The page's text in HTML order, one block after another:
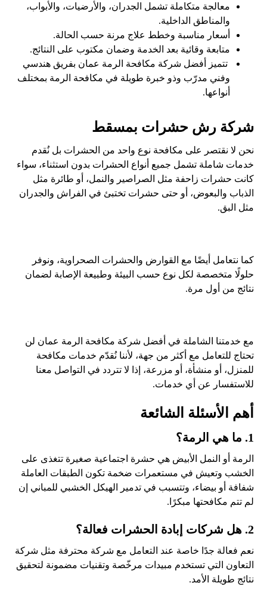
معالجة متكاملة تشمل الجدران، والأرضيات، والأبواب،
والمناطق الداخلية.
أسعار مناسبة وخطط علاج مرنة حسب الحالة.
متابعة وقائية بعد الخدمة وضمان مكتوب على النتائج.
تتميز أفضل شركة مكافحة الرمة عمان بفريق هندسي
وفني مدرّب وذو خبرة طويلة في مكافحة الرمة بمختلف
أنواعها.
شركة رش حشرات بمسقط
نحن لا نقتصر على مكافحة نوع واحد من الحشرات بل نُقدم
خدمات شاملة تشمل جميع أنواع الحشرات بدون استثناء، سواء
كانت حشرات زاحفة مثل الصراصير والنمل، أو طائرة مثل
الذباب والبعوض، أو حتى حشرات تختبئ في الفراش والجدران
مثل البق.
كما نتعامل أيضًا مع القوارض والحشرات الصحراوية، ونوفر
حلولًا متخصصة لكل نوع حسب البيئة وطبيعة الإصابة لضمان
نتائج من أول مرة.
مع خدمتنا الشاملة في أفضل شركة مكافحة الرمة عمان لن
تحتاج للتعامل مع أكثر من جهة، لأننا نُقدّم خدمات مكافحة
للمنزل، أو منشأة، أو مزرعة، إذا لا تتردد في التواصل معنا
للاستفسار عن أي خدمات.
أهم الأسئلة الشائعة
1. ما هي الرمة؟
الرمة أو النمل الأبيض هي حشرة اجتماعية صغيرة تتغذى على
الخشب وتعيش في مستعمرات ضخمة تكون الطبقات العاملة
شفافة أو بيضاء، وتتسبب في تدمير الهيكل الخشبي للمباني إن
لم تتم مكافحتها مبكرًا.
2. هل شركات إبادة الحشرات فعالة؟
نعم فعالة جدًا خاصة عند التعامل مع شركة محترفة مثل شركة
التعاون التي تستخدم مبيدات مرخّصة وتقنيات مضمونة لتحقيق
نتائج طويلة الأمد.